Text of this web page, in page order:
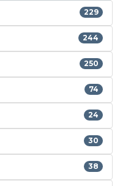
229
244
250
74
24
30
38